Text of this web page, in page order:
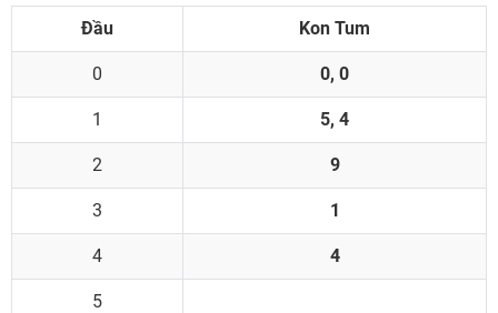
Đầu Kon Tum
0 0, 0
1 5, 4
2 9
3 1
4 4
5